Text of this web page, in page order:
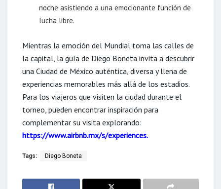
noche asistiendo a una emocionante función de
lucha libre.
Mientras la emoción del Mundial toma las calles de
la capital, la guía de Diego Boneta invita a descubrir
una Ciudad de México auténtica, diversa y llena de
experiencias memorables más allá de los estadios.
Para los viajeros que visiten la ciudad durante el
torneo, pueden encontrar inspiración para
complementar su visita explorando:
https://www.airbnb.mx/s/experiences.
Tags: Diego Boneta